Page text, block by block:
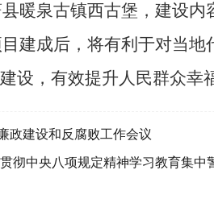
泉古镇西古堡，建设内
建成后，将有利于对当
设，有效提升人民群众幸
政建设和反腐败工作会议
彻中央八项规定精神学习教育集中